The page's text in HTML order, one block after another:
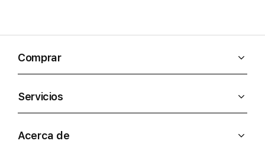
Comprar
Servicios
Acerca de